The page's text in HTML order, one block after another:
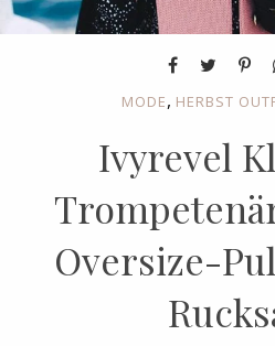
MODE, HERBST
Ivyrevel
Oversize-